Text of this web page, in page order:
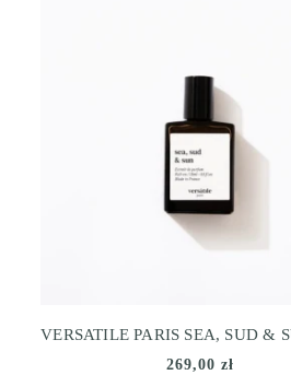
269,00 zł